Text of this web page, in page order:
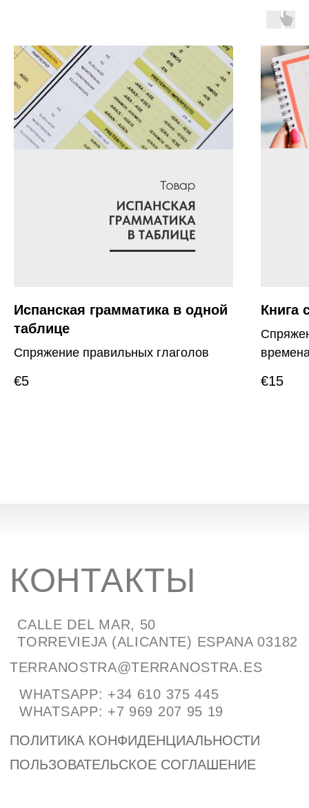
Испанская грамматика в одной
таблице
Спряжение правильных глаголов
€5
Книга
€15